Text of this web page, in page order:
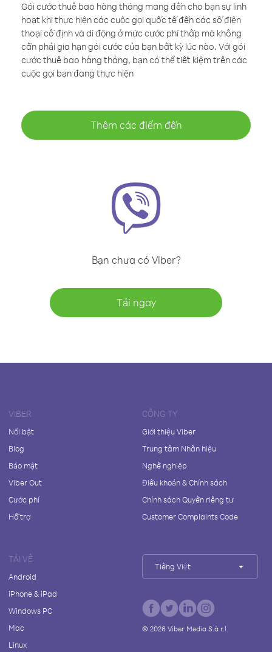
Gói cước thuê bao hàng tháng mang đến cho bạn sự linh
hoạt khi thực hiện các cuộc gọi quốc tế đến các số điện
thoại cố định và di động ở mức cước phí thấp mà không
cần phải gia hạn gói cước của bạn bất kỳ lúc nào. Với gói
cước thuê bao hàng tháng, bạn có thể tiết kiệm trên các
cuộc gọi bạn đang thực hiện
Thêm các điểm đến
Bạn chưa có Viber?
Tải ngay
VIBER
Nổi bật
Blog
Bảo mật
Viber Out
Cước phí
Hỗ trợ
CÔNG TY
Giới thiệu Viber
Trung tâm Nhãn hiệu
Nghề nghiệp
Điều khoản & Chính sách
Chính sách Quyền riêng tư
Customer Complaints Code
TẢI VỀ
Android
iPhone & iPad
Windows PC
Mac
Linux
Tiếng Việt
© 2026Viber Media S.à r.l.